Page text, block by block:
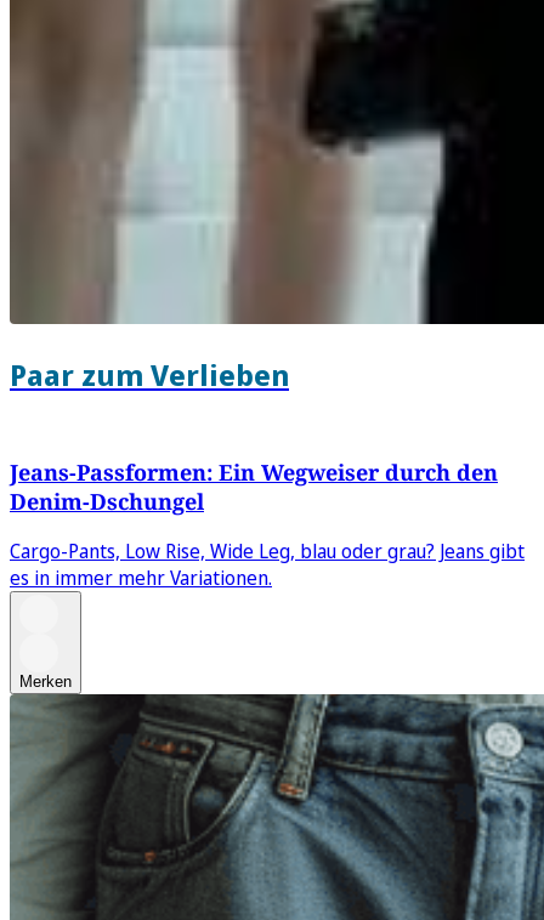
Paar zum Verlieben
Jeans-Passformen: Ein Wegweiser durch den
Denim-Dschungel
Cargo-Pants, Low Rise, Wide Leg, blau oder grau? Jeans gibt
es in immer mehr Variationen.
Merken